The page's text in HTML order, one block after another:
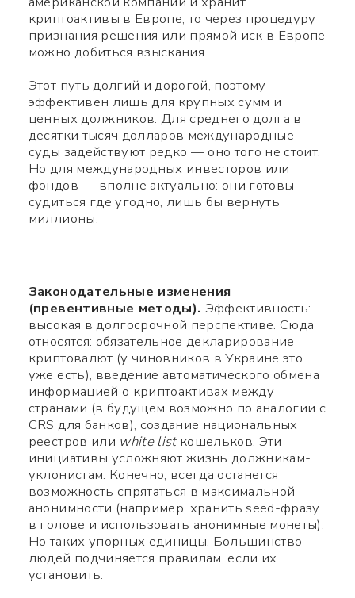
криптоактивы в Европе, то через процедуру
признания решения или прямой иск в Европе
можно добиться взыскания.
Этот путь долгий и дорогой, поэтому
эффективен лишь для крупных сумм и
ценных должников. Для среднего долга в
десятки тысяч долларов международные
суды задействуют редко — оно того не стоит.
Но для международных инвесторов или
фондов — вполне актуально: они готовы
судиться где угодно, лишь бы вернуть
миллионы.
Законодательные изменения
(превентивные методы). Эффективность:
высокая в долгосрочной перспективе. Сюда
относятся: обязательное декларирование
криптовалют (у чиновников в Украине это
уже есть), введение автоматического обмена
информацией о криптоактивах между
странами (в будущем возможно по аналогии с
CRS для банков), создание национальных
реестров или white listкошельков. Эти
инициативы усложняют жизнь должникам-
уклонистам. Конечно, всегда останется
возможность спрятаться в максимальной
анонимности (например, хранить seed-фразу
в голове и использовать анонимные монеты).
Но таких упорных единицы. Большинство
людей подчиняется правилам, если их
установить.
Имя *
Какой вопрос Символов: 0/240
Заполните нужные поля
Используйте ваш смартфон
чтобы считать QR-code,
после чего сможете
добавить меня в контакты.